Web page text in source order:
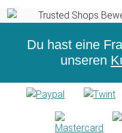
Du hast eine
unseren